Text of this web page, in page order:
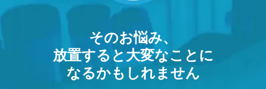
そのお悩み、
放置すると大変なことに
なるかもしれません